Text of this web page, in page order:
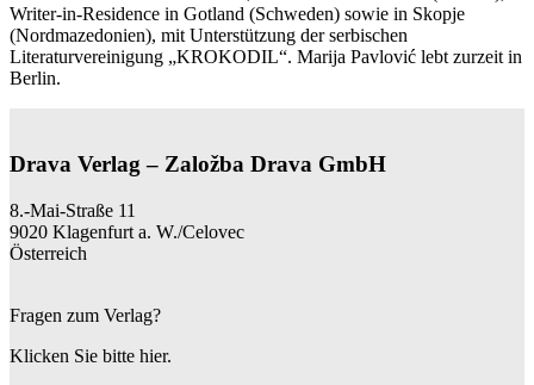
Writer-in-Residence in Gotland (Schweden) sowie in Skopje
(Nordmazedonien), mit Unterstützung der serbischen
Literaturvereinigung „KROKODIL“. Marija Pavlović lebt zurzeit in
Berlin.
Drava Verlag – Založba Drava GmbH
8.-Mai-Straße 11
9020 Klagenfurt a. W./Celovec
Österreich
Fragen zum Verlag?
Klicken Sie bitte hier.